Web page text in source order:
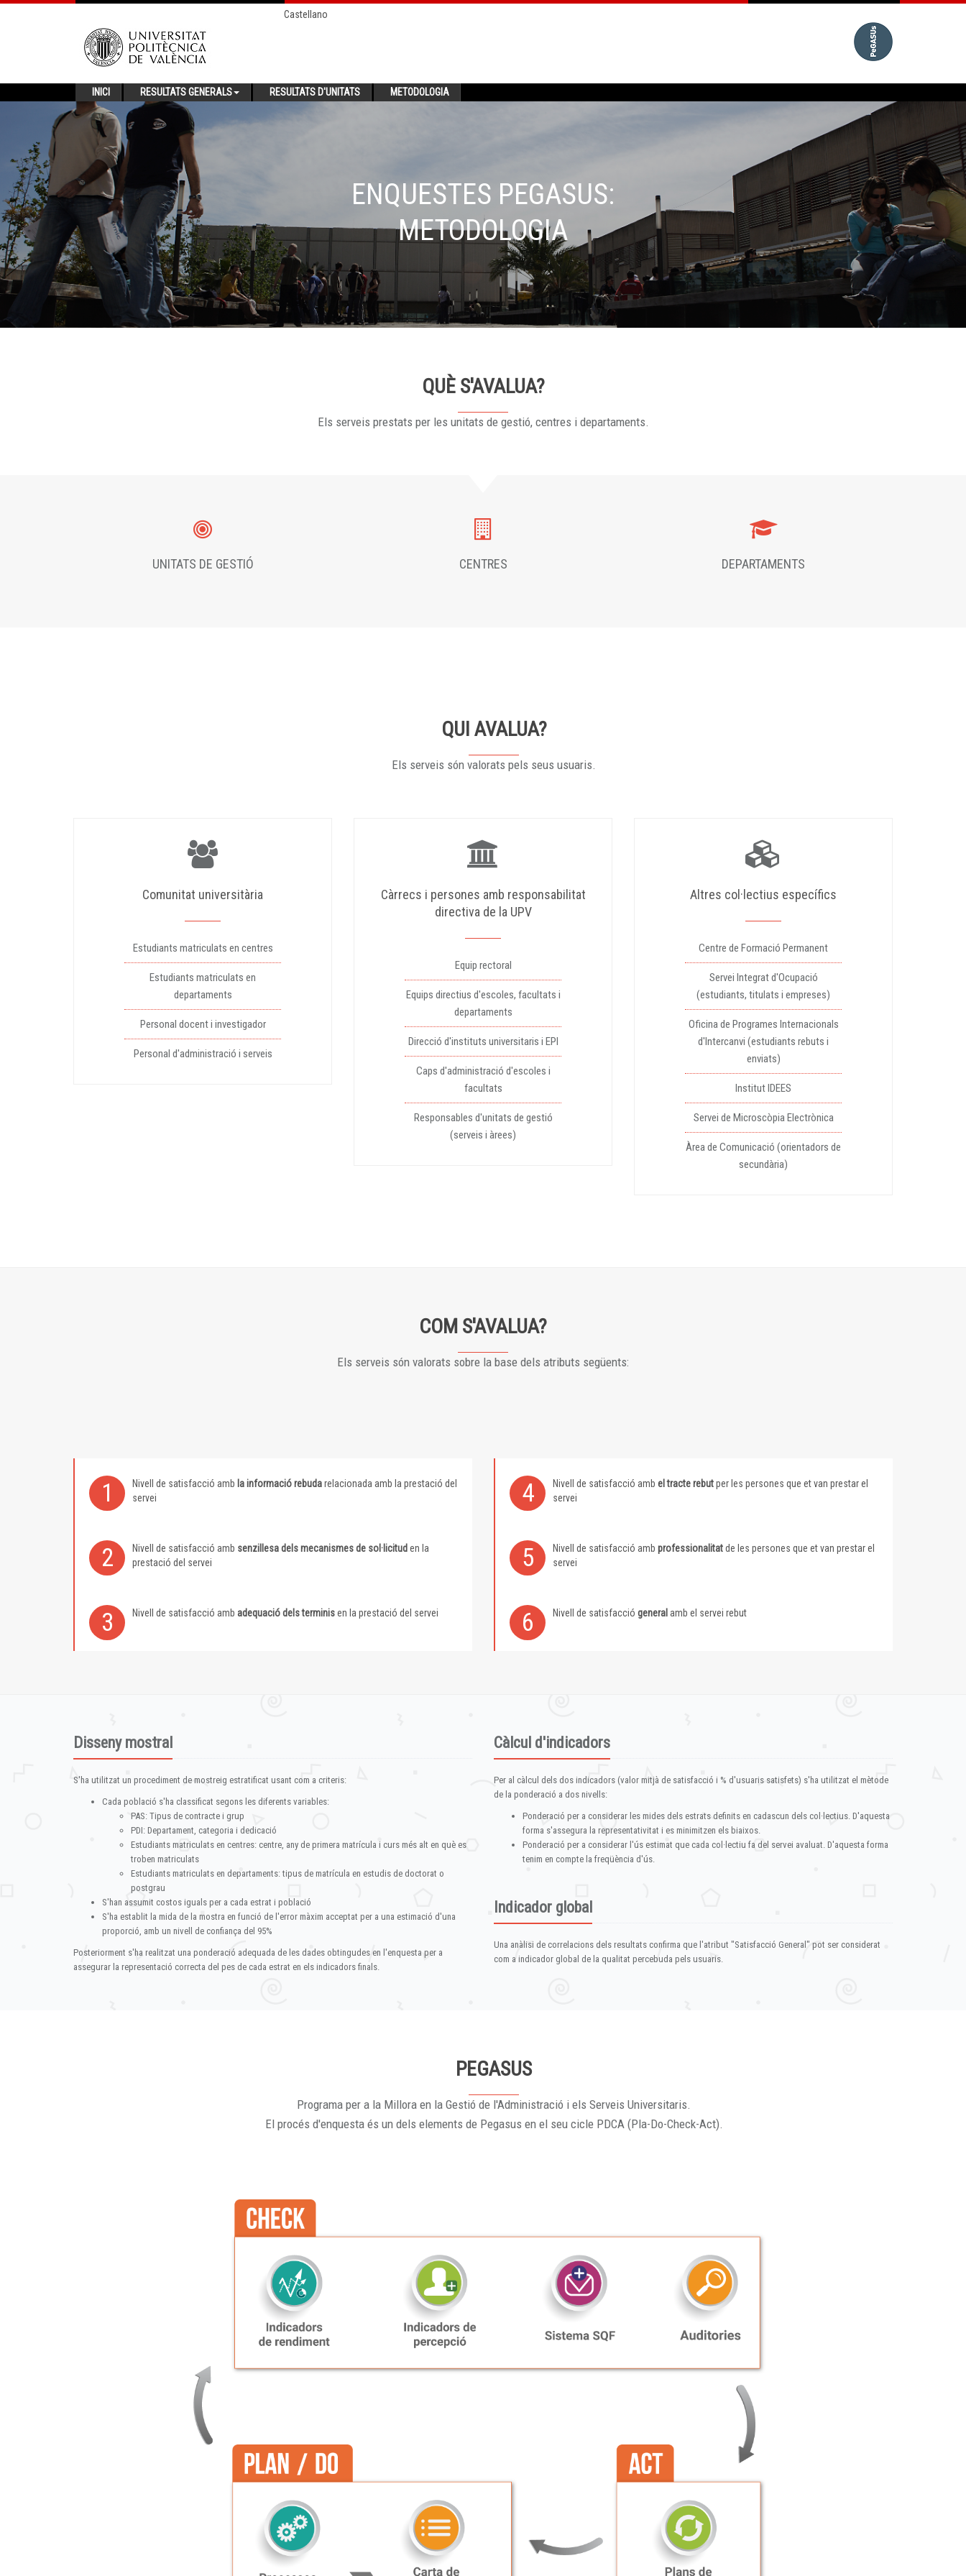
Castellano
INICI RESULTATS GENERALS RESULTATS D'UNITATS METODOLOGIA
ENQUESTES PEGASUS:
METODOLOGIA
QUÈ S'AVALUA?
Els serveis prestats per les unitats de gestió, centres i departaments.
UNITATS DE GESTIÓ CENTRES DEPARTAMENTS
QUI AVALUA?
Els serveis són valorats pels seus usuaris.
Comunitat universitària
Estudiants matriculats en centres
Estudiants matriculats en
departaments
Personal docent i investigador
Personal d'administració i serveis
Càrrecs i persones amb responsabilitat
directiva de la UPV
Equip rectoral
Equips directius d'escoles, facultats i
departaments
Direcció d'instituts universitaris i EPI
Caps d'administració d'escoles i
facultats
Responsables d'unitats de gestió
(serveis i àrees)
Altres col·lectius específics
Centre de Formació Permanent
Servei Integrat d'Ocupació
(estudiants, titulats i empreses)
Oficina de Programes Internacionals
d'Intercanvi (estudiants rebuts i
enviats)
Institut IDEES
Servei de Microscòpia Electrònica
Àrea de Comunicació (orientadors de
secundària)
COM S'AVALUA?
Els serveis són valorats sobre la base dels atributs següents:
1 Nivell de satisfacció amb la informació rebudarelacionada amb la prestació del
servei
4 Nivell de satisfacció amb el tracte rebutper les persones que et van prestar el
servei
2 Nivell de satisfacció amb senzillesa dels mecanismes de sol·licitud en la
prestació del servei
5 Nivell de satisfacció amb professionalitatde les persones que et van prestar el
servei
3 Nivell de satisfacció amb adequació dels terminisen la prestació del servei 6 Nivell de satisfacció general amb el servei rebut
Disseny mostral
S'ha utilitzat un procediment de mostreig estratificat usant com a criteris:
Cada població s'ha classificat segons les diferents variables:
PAS: Tipus de contracte i grup
PDI: Departament, categoria i dedicació
Estudiants matriculats en centres: centre, any de primera matrícula i curs més alt en què es
troben matriculats
Estudiants matriculats en departaments: tipus de matrícula en estudis de doctorat o
postgrau
S'han assumit costos iguals per a cada estrat i població
S'ha establit la mida de la mostra en funció de l'error màxim acceptat per a una estimació d'una
proporció, amb un nivell de confiança del 95%
Posteriorment s'ha realitzat una ponderació adequada de les dades obtingudes en l'enquesta per a
assegurar la representació correcta del pes de cada estrat en els indicadors finals.
Càlcul d'indicadors
Per al càlcul dels dos indicadors (valor mitjà de satisfacció i % d'usuaris satisfets) s'ha utilitzat el mètode
de la ponderació a dos nivells:
Ponderació per a considerar les mides dels estrats definits en cadascun dels col·lectius. D'aquesta
forma s'assegura la representativitat i es minimitzen els biaixos.
Ponderació per a considerar l'ús estimat que cada col·lectiu fa del servei avaluat. D'aquesta forma
tenim en compte la freqüència d'ús.
Indicador global
Una anàlisi de correlacions dels resultats confirma que l'atribut "Satisfacció General" pot ser considerat
com a indicador global de la qualitat percebuda pels usuaris.
PEGASUS
Programa per a la Millora en la Gestió de l'Administració i els Serveis Universitaris.
El procés d'enquesta és un dels elements de Pegasus en el seu cicle PDCA (Pla-Do-Check-Act).